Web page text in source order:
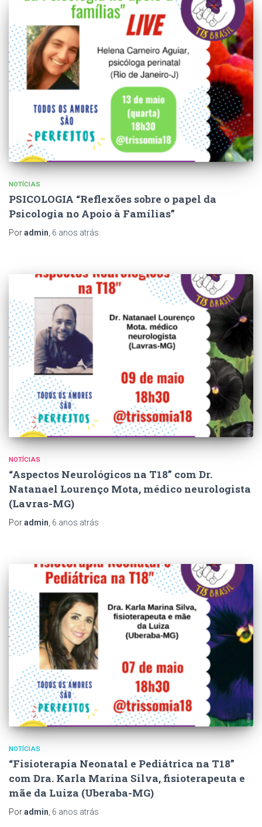
NOTÍCIAS
PSICOLOGIA “Reflexões sobre o papel da
Psicologia no Apoio à Famílias”
Poradmin 6 anos atrás
NOTÍCIAS
“Aspectos Neurológicos na T18” com Dr.
Natanael Lourenço Mota, médico neurologista
(Lavras-MG)
Poradmin 6 anos atrás
NOTÍCIAS
“Fisioterapia Neonatal e Pediátrica na T18”
com Dra. Karla Marina Silva, fisioterapeuta e
mãe da Luiza (Uberaba-MG)
Poradmin, 6 anos atrás